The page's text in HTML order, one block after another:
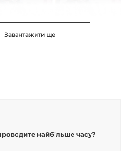
Завантажити ще
найбільше часу?